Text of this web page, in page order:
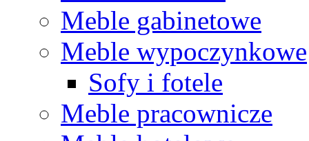
Meble gabinetowe
Meble wypoczynkowe
Sofy i fotele
Meble pracownicze